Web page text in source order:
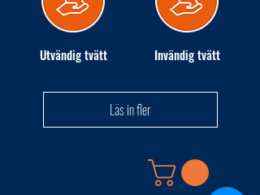
Utvändig tvätt Invändig tvätt
Läs in fler